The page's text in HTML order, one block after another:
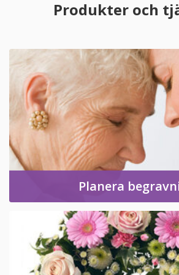
Produkter och
Planera